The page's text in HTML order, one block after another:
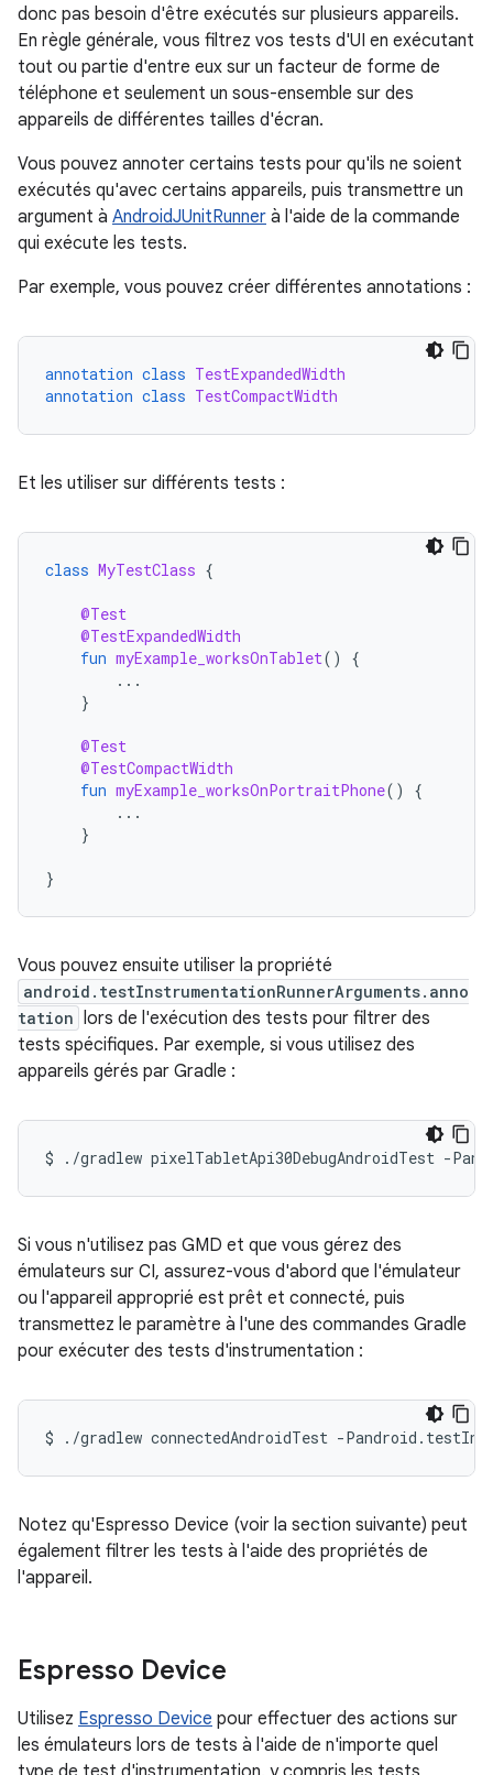
donc pas besoin d'être exécutés sur plusieurs appareils.
En règle générale, vous filtrez vos tests d'UI en exécutant
tout ou partie d'entre eux sur un facteur de forme de
téléphone et seulement un sous-ensemble sur des
appareils de différentes tailles d'écran.
Vous pouvez annoter certains tests pour qu'ils ne soient
exécutés qu'avec certains appareils, puis transmettre un
argument à AndroidJUnitRunner à l'aide de la commande
qui exécute les tests.
Par exemple, vous pouvez créer différentes annotations :
annotation class TestExpandedWidth
annotation class TestCompactWidth
Et les utiliser sur différents tests :
class MyTestClass {
@Test
@TestExpandedWidth
fun myExample_worksOnTablet()
{
...
}
@Test
@TestCompactWidth
fun myExample_worksOnPortraitPhone()
{
...
}
}
Vous pouvez ensuite utiliser la propriété
android.testInstrumentationRunnerArguments.anno
tation
lors de l'exécution des tests pour filtrer des
tests spécifiques. Par exemple, si vous utilisez des
appareils gérés par Gradle :
Si vous n'utilisez pas GMD et que vous gérez des
émulateurs sur CI, assurez-vous d'abord que l'émulateur
ou l'appareil approprié est prêt et connecté, puis
transmettez le paramètre à l'une des commandes Gradle
pour exécuter des tests d'instrumentation :
Notez qu'Espresso Device (voir la section suivante) peut
également filtrer les tests à l'aide des propriétés de
l'appareil.
Espresso Device
Utilisez Espresso Device pour effectuer des actions sur
les émulateurs lors de tests à l'aide de n'importe quel